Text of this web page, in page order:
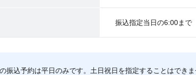
振込指定当日の6:00まで
振込予約は平日のみです。土日祝日を指定することはできま